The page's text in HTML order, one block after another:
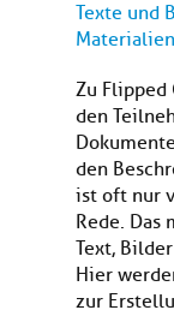
Texte und
Materialien
Zu Flipped
den
den
ist oft nur
Rede. Das
Text,
Hier
zur